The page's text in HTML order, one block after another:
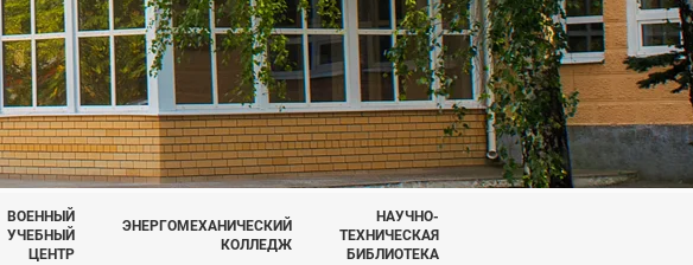
ВОЕННЫЙ
УЧЕБНЫЙ
ЦЕНТР
ЭНЕРГОМЕХАНИЧЕСКИЙ
КОЛЛЕДЖ
НАУЧНО-
ТЕХНИЧЕСКАЯ
БИБЛИОТЕКА